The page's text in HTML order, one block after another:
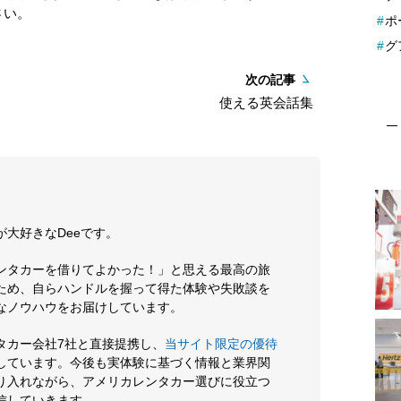
。
次の記事
使える英会話集
好きなDeeです。
タカーを借りてよかった！」と思える最高の旅
め、自らハンドルを握って得た体験や失敗談を
ウハウをお届けしています。
ー会社7社と直接提携し、 当サイト限定の優待
ています。今後も実体験に基づく情報と業界関
入れながら、アメリカレンタカー選びに役立つ
ポ
グ